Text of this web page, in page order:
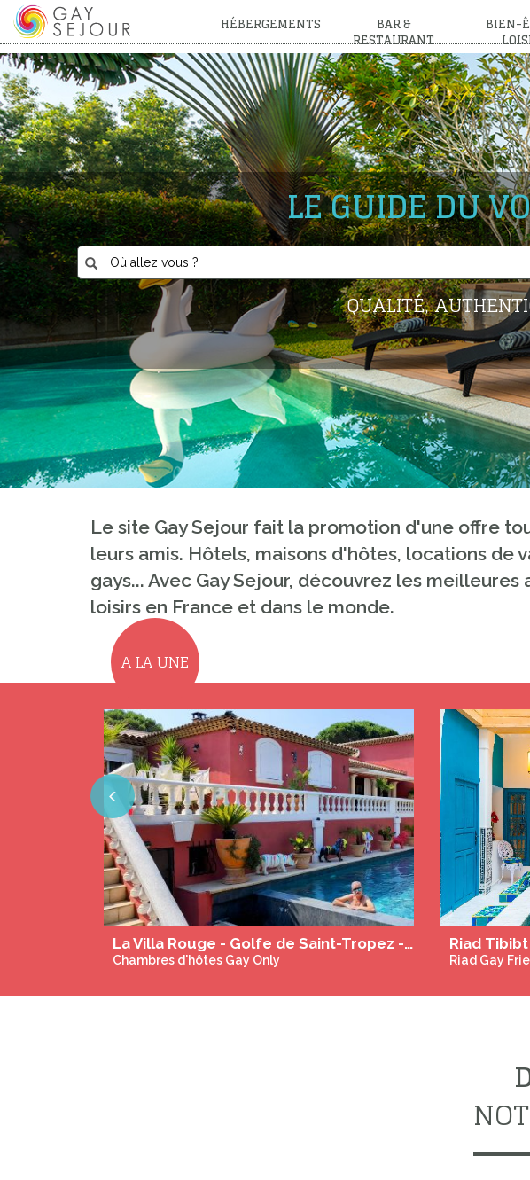
HÉBERGEMENTS BAR &
RESTAURANT
BIEN-
LE GUIDE DU
QUALITÉ,
Le site Gay Sejour fait la promotion d'une offre
leurs amis. Hôtels, maisons d'hôtes, locations de
gays... Avec Gay Sejour, découvrez les
loisirs en France et dans le monde.
A LA UNE
Previous
La Villa Rouge - Golfe de Saint-Tropez - 100% gay only - Piscine Chauffée - SPA
Chambres d'hôtes Gay Only
Riad Tibibt
Riad Gay